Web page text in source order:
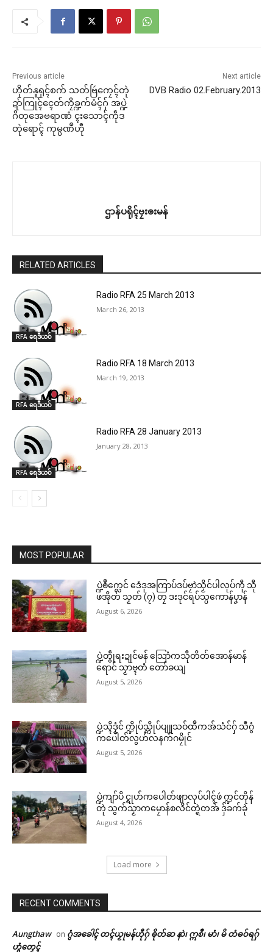
Previous article
ဟိုတ်နူရုၚ်စက် သတ်ဗြဴကၠေၚ်တုဲ
ဍာ်ကြုၚ်ၚေတ်ကၠိခ္ဍက်မံၚ်ဂှ် အပ္ဍဲ
ဂိတုအေဗရာဏံ ၚးသောၚ်ကဵုဒ
တုဲရောၚ် ကုမ္ပဏဳဟီု
Next article
DVB Radio 02.February.2013
ဌာန်ပရိုၚ်ဗၠးၜးမန်
RELATED ARTICLES
RFA ရေဒဳယဝ်
Radio RFA 25 March 2013
March 26, 2013
RFA ရေဒဳယဝ်
Radio RFA 18 March 2013
March 19, 2013
RFA ရေဒဳယဝ်
Radio RFA 28 January 2013
January 28, 2013
MOST POPULAR
ပ္ဍဲၜဳက္လေင် ဒေံဒုအကြာပ်ဒပ်ဗၠာဲသၟိင်ပါလုပ်ကီု သီု
ဖအိုတ် သၟတ် (၇) တၠ ဒးဒုင်ရပ်သ္ပကောန်ပၞာန်
August 6, 2026
ပ္ဍဲတွဵုရးဍုင်မန် သြောံကသီုတိတ်အောန်မာန်
ရောင် သၟာဗ္ၚတံ တော်ခယျ
August 5, 2026
ပ္ဍဲသ္ၚိဒၟံင် က္ဍိုပ်သ္ကိုပ်ပျူသဝ်ထဳကအ်သံင်ဂှ် သီဂွံ
ကပေါတ်လွဟ်လနက်ဂမၠိုင်
August 5, 2026
ပ္ဍဲကျာ်ပိ င္ရုဟ်ကပေါတ်ဖျာလုပ်ပါၚ်ဖဴ က္ဍင်တိုန်
တုဲ သွက်သၟာကမၠောန်စလိင်တ္ရဲတအ် ဒှ်ခက်ခုဲ
August 4, 2026
Load more
RECENT COMMENTS
Aungthaw on ဂွံအခေါၚ် တၚ်ယၟုမန်ဟီုဂှ် ၜိုတ်ဆ နာဲ၊ ဣစဳ၊ မာံ၊ မိ တံဓဝ်ရဂှ်
ဟွံတၟေၚ်